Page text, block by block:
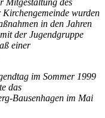
wurden
in den Jahren
der Jugendgruppe
einer
im Sommer 1999
das
Bausenhagen im Mai